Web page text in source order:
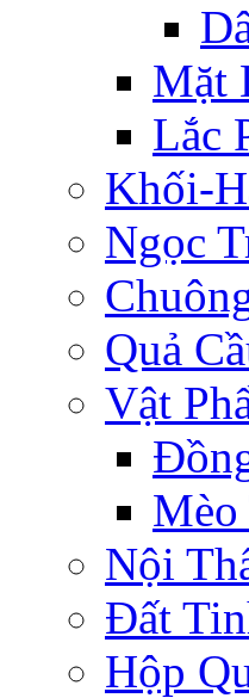
Mặt
Lắc
Khối-
Ngọc
Quả
Vật
Mèo
Nội
Đất
Hộp